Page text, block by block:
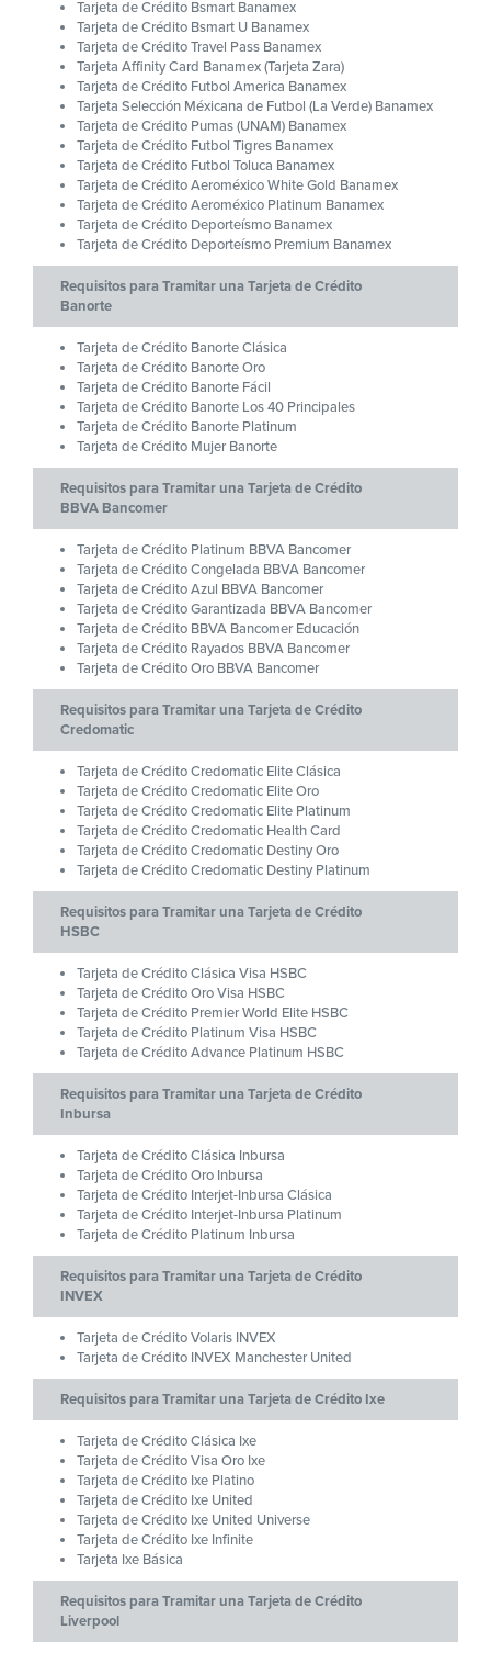
Tarjeta de Crédito Bsmart Banamex
Tarjeta de Crédito Bsmart U Banamex
Tarjeta de Crédito Travel Pass Banamex
Tarjeta Affinity Card Banamex (Tarjeta Zara)
Tarjeta de Crédito Futbol America Banamex
Tarjeta Selección Méxicana de Futbol (La Verde) Banamex
Tarjeta de Crédito Pumas (UNAM) Banamex
Tarjeta de Crédito Futbol Tigres Banamex
Tarjeta de Crédito Futbol Toluca Banamex
Tarjeta de Crédito Aeroméxico White Gold Banamex
Tarjeta de Crédito Aeroméxico Platinum Banamex
Tarjeta de Crédito Deporteísmo Banamex
Tarjeta de Crédito Deporteísmo Premium Banamex
Requisitos para Tramitar una Tarjeta de Crédito
Banorte
Tarjeta de Crédito Banorte Clásica
Tarjeta de Crédito Banorte Oro
Tarjeta de Crédito Banorte Fácil
Tarjeta de Crédito Banorte Los 40 Principales
Tarjeta de Crédito Banorte Platinum
Tarjeta de Crédito Mujer Banorte
Requisitos para Tramitar una Tarjeta de Crédito
BBVA Bancomer
Tarjeta de Crédito Platinum BBVA Bancomer
Tarjeta de Crédito Congelada BBVA Bancomer
Tarjeta de Crédito Azul BBVA Bancomer
Tarjeta de Crédito Garantizada BBVA Bancomer
Tarjeta de Crédito BBVA Bancomer Educación
Tarjeta de Crédito Rayados BBVA Bancomer
Tarjeta de Crédito Oro BBVA Bancomer
Requisitos para Tramitar una Tarjeta de Crédito
Credomatic
Tarjeta de Crédito Credomatic Elite Clásica
Tarjeta de Crédito Credomatic Elite Oro
Tarjeta de Crédito Credomatic Elite Platinum
Tarjeta de Crédito Credomatic Health Card
Tarjeta de Crédito Credomatic Destiny Oro
Tarjeta de Crédito Credomatic Destiny Platinum
Requisitos para Tramitar una Tarjeta de Crédito
HSBC
Tarjeta de Crédito Clásica Visa HSBC
Tarjeta de Crédito Oro Visa HSBC
Tarjeta de Crédito Premier World Elite HSBC
Tarjeta de Crédito Platinum Visa HSBC
Tarjeta de Crédito Advance Platinum HSBC
Requisitos para Tramitar una Tarjeta de Crédito
Inbursa
Tarjeta de Crédito Clásica Inbursa
Tarjeta de Crédito Oro Inbursa
Tarjeta de Crédito Interjet-Inbursa Clásica
Tarjeta de Crédito Interjet-Inbursa Platinum
Tarjeta de Crédito Platinum Inbursa
Requisitos para Tramitar una Tarjeta de Crédito
INVEX
Tarjeta de Crédito Volaris INVEX
Tarjeta de Crédito INVEX Manchester United
Requisitos para Tramitar una Tarjeta de Crédito Ixe
Tarjeta de Crédito Clásica Ixe
Tarjeta de Crédito Visa Oro Ixe
Tarjeta de Crédito Ixe Platino
Tarjeta de Crédito Ixe United
Tarjeta de Crédito Ixe United Universe
Tarjeta de Crédito Ixe Infinite
Tarjeta Ixe Básica
Requisitos para Tramitar una Tarjeta de Crédito
Liverpool